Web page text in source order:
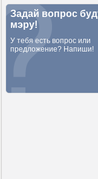
Задай вопрос
мэру!
У тебя есть вопрос или
предложение? Напиши!